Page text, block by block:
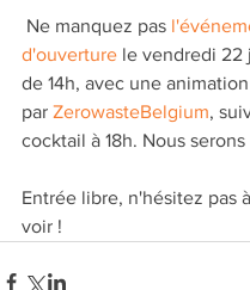
Ne manquez pas
d'ouverture le vendredi 22
de 14h, avec une
par ZerowasteBelgium,
cocktail à 18h. Nous
Entrée libre, n'hésitez pas
voir !